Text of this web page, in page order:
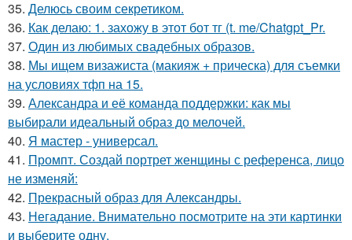
35. Делюсь своим секретиком.
36. Как делаю: 1. захожу в этот бот тг (t. me/Chatgpt_Pr.
37. Один из любимых свадебных образов.
38. Мы ищем визажиста (макияж + прическа) для съемки
на условиях тфп на 15.
39. Александра и её команда поддержки: как мы
выбирали идеальный образ до мелочей.
40. Я мастер - универсал.
41. Промпт. Создай портрет женщины с референса, лицо
не изменяй:
42. Прекрасный образ для Александры.
43. Негадание. Внимательно посмотрите на эти картинки
и выберите одну.